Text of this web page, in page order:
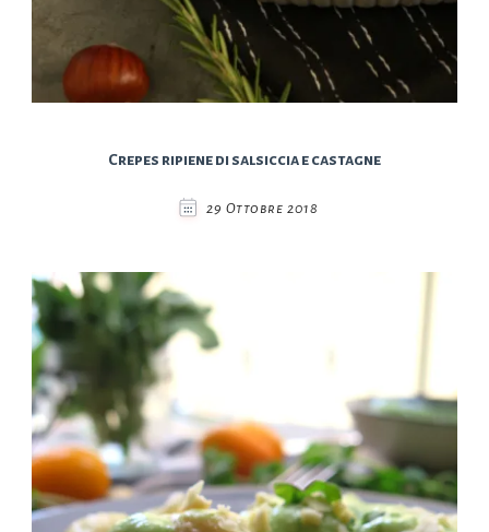
Crepes ripiene di salsiccia e castagne
29 Ottobre 2018